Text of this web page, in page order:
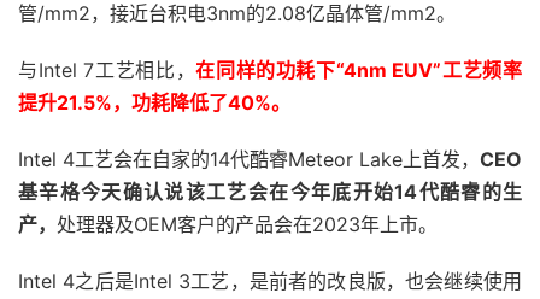
管/mm2，接近台积电3nm的2.08亿晶体管/mm2。
与Intel 7工艺相比，在同样的功耗下“4nm EUV”工艺频率
提升21.5%，功耗降低了40%。
Intel 4工艺会在自家的14代酷睿Meteor Lake上首发， CEO
基辛格今天确认说该工艺会在今年底开始14代酷睿的生
产， 处理器及OEM客户的产品会在2023年上市。
Intel 4之后是Intel 3工艺，是前者的改良版，也会继续使用